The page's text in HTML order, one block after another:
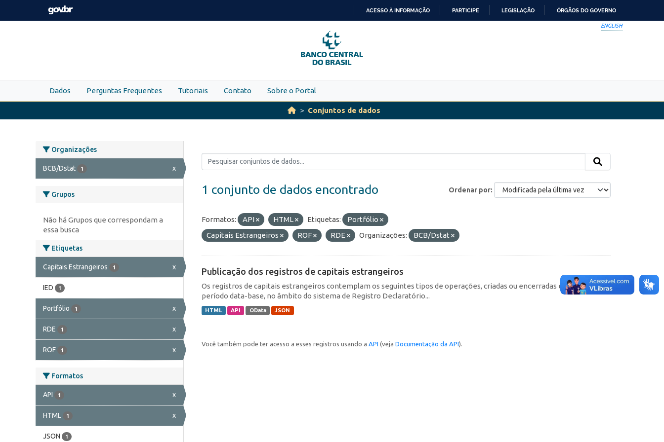
Skip to main content
PARA
O
CONTEÚDO
ACESSO À INFORMAÇÃO PARTICIPE LEGISLAÇÃO ÓRGÃOS DO GOVERNO
ENGLISH
Dados Perguntas Frequentes Tutoriais Contato Sobre o Portal
Conjuntos de dados
Organizações
BCB/Dstat 1 x
Grupos
Não há Grupos que correspondam a
essa busca
Etiquetas
Capitais Estrangeiros 1 x
IED 1
Portfólio 1 x
RDE 1 x
ROF 1 x
Formatos
API 1 x
HTML 1 x
JSON 1
Ordenar por
1 conjunto de dados encontrado
Formatos: API HTML Etiquetas:
Portfólio
Capitais Estrangeiros
ROF RDE Organizações: BCB/Dstat
Publicação dos registros de capitais estrangeiros
Os registros de capitais estrangeiros contemplam os seguintes tipos de operações, criadas ou encerradas em cada
período data-base, no âmbito do sistema de Registro Declaratório...
HTML API OData JSON
Você também pode ter acesso a esses registros usando a API (veja Documentação da API).